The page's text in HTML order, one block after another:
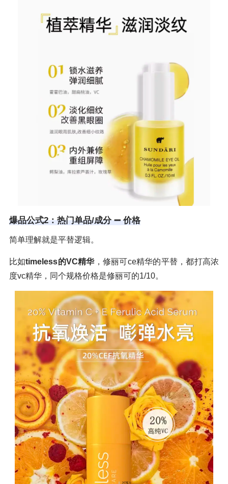
爆品公式2：热门单品/成分 ➖ 价格
简单理解就是平替逻辑。
比如timeless的VC精华，修丽可ce精华的平替，都打高浓
度vc精华，同个规格价格是修丽可的1/10。